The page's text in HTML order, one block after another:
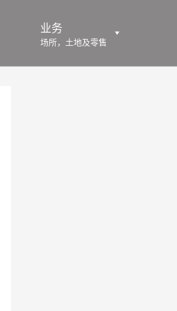
业务
场所，土地及零售